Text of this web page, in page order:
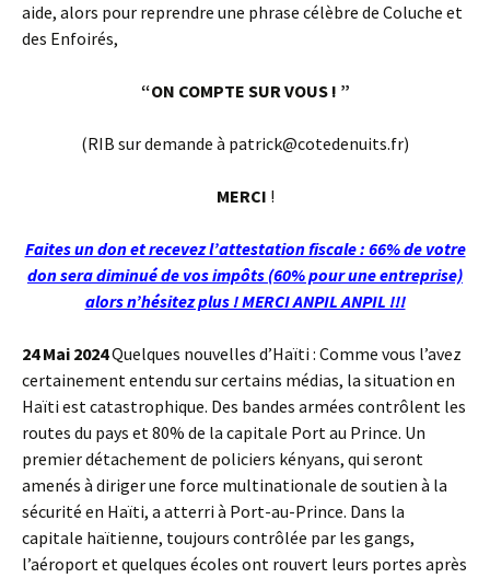
aide, alors pour reprendre une phrase célèbre de Coluche et
des Enfoirés,
“ON COMPTE SUR VOUS ! ”
(RIB sur demande à patrick@cotedenuits.fr)
MERCI !
Faites un don et recevez l’attestation fiscale : 66% de votre
don sera diminué de vos impôts (60% pour une entreprise)
alors n’hésitez plus ! MERCI ANPIL ANPIL !!!
24 Mai 2024Quelques nouvelles d’Haïti : Comme vous l’avez
certainement entendu sur certains médias, la situation en
Haïti est catastrophique. Des bandes armées contrôlent les
routes du pays et 80% de la capitale Port au Prince. Un
premier détachement de policiers kényans, qui seront
amenés à diriger une force multinationale de soutien à la
sécurité en Haïti, a atterri à Port-au-Prince. Dans la
capitale haïtienne, toujours contrôlée par les gangs,
l’aéroport et quelques écoles ont rouvert leurs portes après